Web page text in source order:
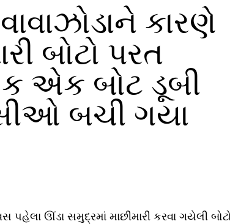
કારણે
બોટો પરત
એક બોટ ડૂબી
બચી ગયા
પહેલા ઊંડા સમુદ્રમાં માછીમારી કરવા ગયેલી